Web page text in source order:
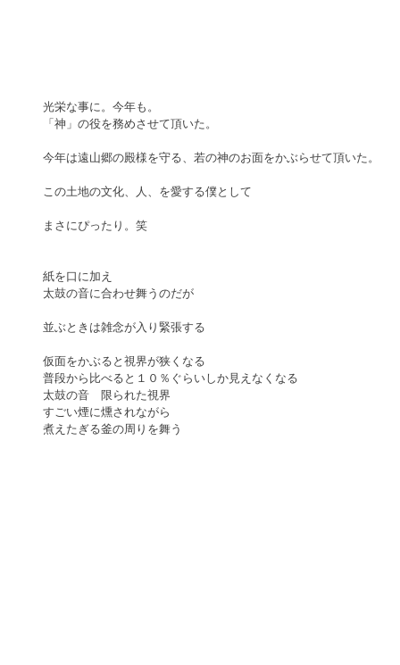
光栄な事に。今年も。
「神」の役を務めさせて頂いた。
今年は遠山郷の殿様を守る、若の神のお面をかぶらせて頂いた。
この土地の文化、人、を愛する僕として
まさにぴったり。笑
紙を口に加え
太鼓の音に合わせ舞うのだが
並ぶときは雑念が入り緊張する
仮面をかぶると視界が狭くなる
普段から比べると１０％ぐらいしか見えなくなる
太鼓の音　限られた視界
すごい煙に燻されながら
煮えたぎる釜の周りを舞う